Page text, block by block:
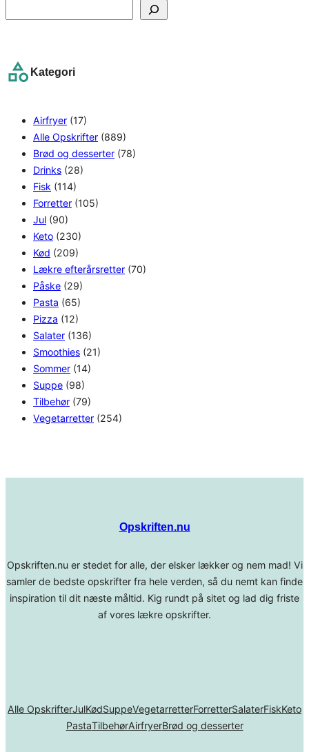
e
c
Kategori
Airfryer (17)
Alle Opskrifter (889)
Brød og desserter (78)
Drinks (28)
Fisk (114)
Forretter (105)
Jul (90)
Keto (230)
Kød (209)
Lækre efterårsretter (70)
Påske (29)
Pasta (65)
Pizza (12)
Salater (136)
Smoothies (21)
Sommer (14)
Suppe (98)
Tilbehør (79)
Vegetarretter (254)
Opskriften.nu
Opskriften.nu er stedet for alle, der elsker lækker og nem mad! Vi
samler de bedste opskrifter fra hele verden, så du nemt kan finde
inspiration til dit næste måltid. Kig rundt på sitet og lad dig friste
af vores lækre opskrifter.
Alle OpskrifterJulKødSuppeVegetarretterForretterSalaterFiskKeto
PastaTilbehørAirfryerBrød og desserter